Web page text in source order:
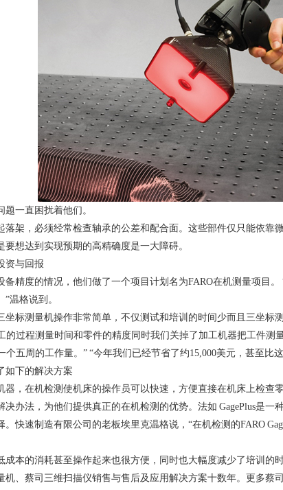
一直困扰着他们。
，必须经常检查轴承的公差和配合面。这些部件仅只能依靠
想达到实现预期的高精确度是一大障碍。
资与回报
度的情况，他们做了一个项目计划名为FARO在机测量项目。
温格说到。
坐标测量机操作非常简单，不仅测试和培训的时间少而且三坐标
的过程测量时间和零件的精度同时我们关掉了加工机器把工件
个五周的工作量。” “今年我们已经节省了约15,000美元，甚至比
下的解决方案
在机检测使机床的操作员可以快速，方便直接在机床上检查
办法，为他们提供真正的在机检测的优势。法如 GagePlus是一
快速制造有限公司的老板埃里克温格说，“在机检测的FARO
的消耗甚至操作起来也很方便，同时也大幅度减少了培训的时
蔡司三维扫描仪销售与售后及应用解决方案十数年。更多蔡司